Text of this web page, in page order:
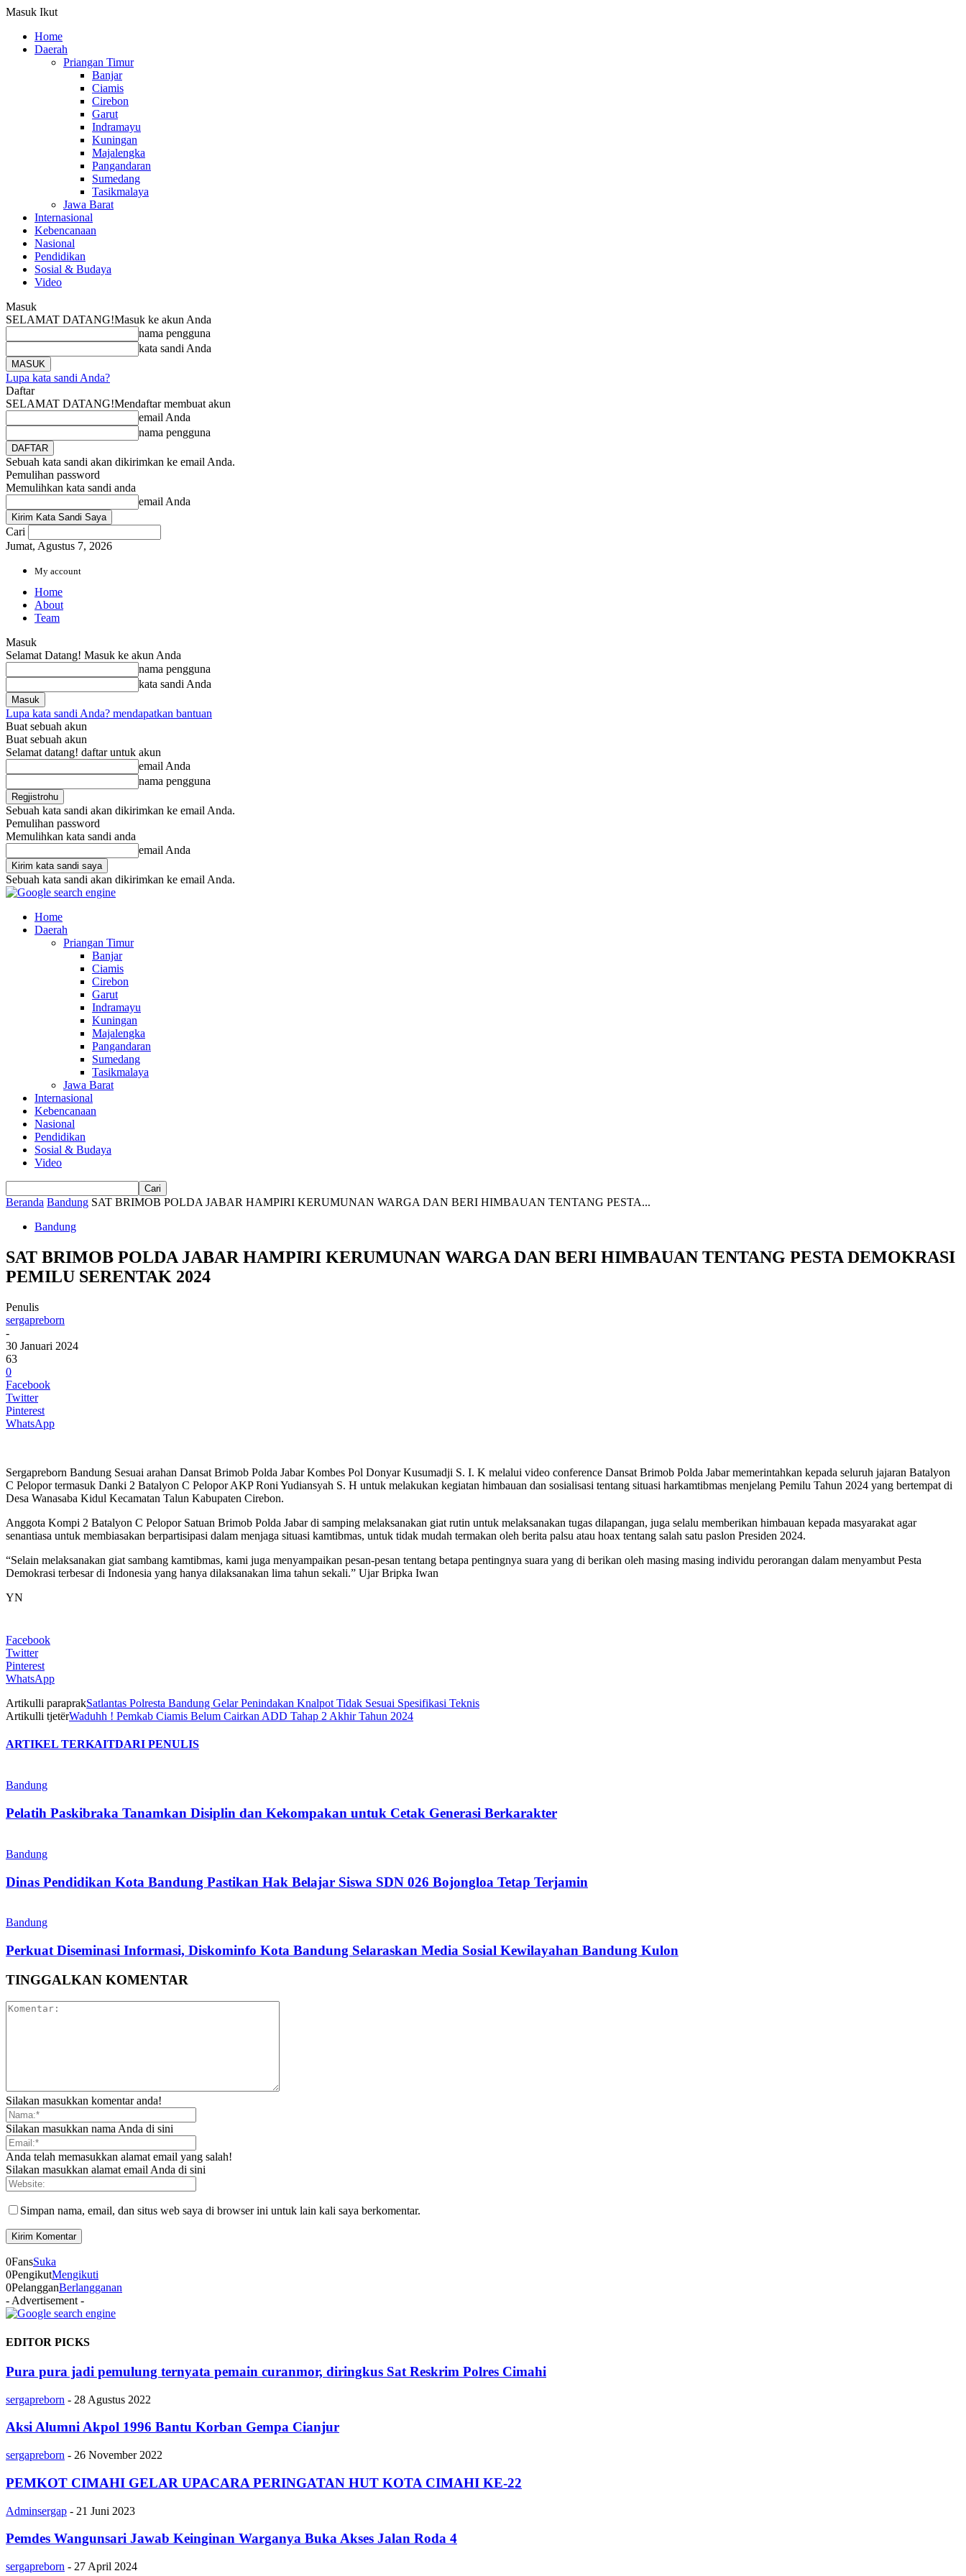
Masuk Ikut
Home
Daerah
Priangan Timur
Banjar
Ciamis
Cirebon
Garut
Indramayu
Kuningan
Majalengka
Pangandaran
Sumedang
Tasikmalaya
Jawa Barat
Internasional
Kebencanaan
Nasional
Pendidikan
Sosial & Budaya
Video
Masuk
SELAMAT DATANG!Masuk ke akun Anda
nama pengguna
kata sandi Anda
Lupa kata sandi Anda?
Daftar
SELAMAT DATANG!Mendaftar membuat akun
email Anda
nama pengguna
Sebuah kata sandi akan dikirimkan ke email Anda.
Pemulihan password
Memulihkan kata sandi anda
email Anda
Cari
Jumat, Agustus 7, 2026
My account
Home
About
Team
Masuk
Selamat Datang! Masuk ke akun Anda
nama pengguna
kata sandi Anda
Lupa kata sandi Anda? mendapatkan bantuan
Buat sebuah akun
Buat sebuah akun
Selamat datang! daftar untuk akun
email Anda
nama pengguna
Sebuah kata sandi akan dikirimkan ke email Anda.
Pemulihan password
Memulihkan kata sandi anda
email Anda
Sebuah kata sandi akan dikirimkan ke email Anda.
Home
Daerah
Priangan Timur
Banjar
Ciamis
Cirebon
Garut
Indramayu
Kuningan
Majalengka
Pangandaran
Sumedang
Tasikmalaya
Jawa Barat
Internasional
Kebencanaan
Nasional
Pendidikan
Sosial & Budaya
Video
Beranda Bandung SAT BRIMOB POLDA JABAR HAMPIRI KERUMUNAN WARGA DAN BERI HIMBAUAN TENTANG PESTA...
Bandung
SAT BRIMOB POLDA JABAR HAMPIRI KERUMUNAN WARGA DAN BERI HIMBAUAN TENTANG PESTA DEMOKRASI
PEMILU SERENTAK 2024
Penulis
sergapreborn
-
30 Januari 2024
63
0
Facebook
Twitter
Pinterest
WhatsApp
Sergapreborn Bandung Sesuai arahan Dansat Brimob Polda Jabar Kombes Pol Donyar Kusumadji S. I. K melalui video conference Dansat Brimob Polda Jabar memerintahkan kepada seluruh jajaran Batalyon
C Pelopor termasuk Danki 2 Batalyon C Pelopor AKP Roni Yudiansyah S. H untuk melakukan kegiatan himbauan dan sosialisasi tentang situasi harkamtibmas menjelang Pemilu Tahun 2024 yang bertempat di
Desa Wanasaba Kidul Kecamatan Talun Kabupaten Cirebon.
Anggota Kompi 2 Batalyon C Pelopor Satuan Brimob Polda Jabar di samping melaksanakan giat rutin untuk melaksanakan tugas dilapangan, juga selalu memberikan himbauan kepada masyarakat agar
senantiasa untuk membiasakan berpartisipasi dalam menjaga situasi kamtibmas, untuk tidak mudah termakan oleh berita palsu atau hoax tentang salah satu paslon Presiden 2024.
“Selain melaksanakan giat sambang kamtibmas, kami juga menyampaikan pesan-pesan tentang betapa pentingnya suara yang di berikan oleh masing masing individu perorangan dalam menyambut Pesta
Demokrasi terbesar di Indonesia yang hanya dilaksanakan lima tahun sekali.” Ujar Bripka Iwan
YN
Facebook
Twitter
Pinterest
WhatsApp
Artikulli paraprakSatlantas Polresta Bandung Gelar Penindakan Knalpot Tidak Sesuai Spesifikasi Teknis
Artikulli tjetërWaduhh ! Pemkab Ciamis Belum Cairkan ADD Tahap 2 Akhir Tahun 2024
ARTIKEL TERKAITDARI PENULIS
Bandung
Pelatih Paskibraka Tanamkan Disiplin dan Kekompakan untuk Cetak Generasi Berkarakter
Bandung
Dinas Pendidikan Kota Bandung Pastikan Hak Belajar Siswa SDN 026 Bojongloa Tetap Terjamin
Bandung
Perkuat Diseminasi Informasi, Diskominfo Kota Bandung Selaraskan Media Sosial Kewilayahan Bandung Kulon
TINGGALKAN KOMENTAR
Silakan masukkan komentar anda!
Silakan masukkan nama Anda di sini
Anda telah memasukkan alamat email yang salah!
Silakan masukkan alamat email Anda di sini
Simpan nama, email, dan situs web saya di browser ini untuk lain kali saya berkomentar.
0FansSuka
0PengikutMengikuti
0PelangganBerlangganan
- Advertisement -
EDITOR PICKS
Pura pura jadi pemulung ternyata pemain curanmor, diringkus Sat Reskrim Polres Cimahi
sergapreborn - 28 Agustus 2022
Aksi Alumni Akpol 1996 Bantu Korban Gempa Cianjur
sergapreborn - 26 November 2022
PEMKOT CIMAHI GELAR UPACARA PERINGATAN HUT KOTA CIMAHI KE-22
Adminsergap - 21 Juni 2023
Pemdes Wangunsari Jawab Keinginan Warganya Buka Akses Jalan Roda 4
sergapreborn - 27 April 2024